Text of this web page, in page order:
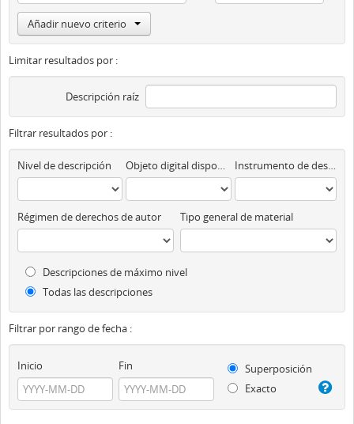
Añadir nuevo criterio
Limitar resultados por :
Descripción raíz
Filtrar resultados por :
Nivel de descripción Objeto digital disponibles Instrumento de descripción
Régimen de derechos de autor Tipo general de material
Descripciones de máximo nivel
Todas las descripciones
Filtrar por rango de fecha :
Inicio Fin
Superposición
Exacto